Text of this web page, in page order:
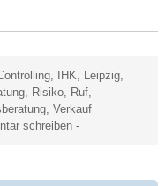
IHK Leipzig
Risiko Ruf
,Verkauf
schreiben -